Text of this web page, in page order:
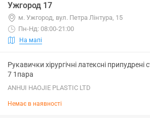
Ужгород 17
м. Ужгород, вул. Петра Лінтура, 15
Пн-Нд: 08:00-21:00
На мапі
Рукавички хірургічні латексні припудрені
7 1пара
ANHUI HAOJIE PLASTIC LTD
Немає в наявності